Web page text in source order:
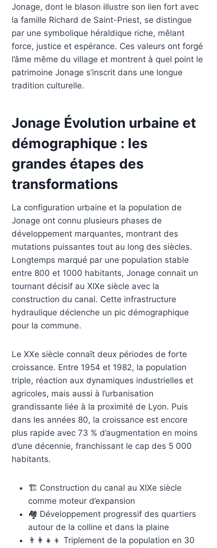
Jonage, dont le blason illustre son lien fort avec
la famille Richard de Saint-Priest, se distingue
par une symbolique héraldique riche, mêlant
force, justice et espérance. Ces valeurs ont forgé
l’âme même du village et montrent à quel point le
patrimoine Jonage s’inscrit dans une longue
tradition culturelle.
Jonage Évolution urbaine et
démographique : les
grandes étapes des
transformations
La configuration urbaine et la population de
Jonage ont connu plusieurs phases de
développement marquantes, montrant des
mutations puissantes tout au long des siècles.
Longtemps marqué par une population stable
entre 800 et 1000 habitants, Jonage connait un
tournant décisif au XIXe siècle avec la
construction du canal. Cette infrastructure
hydraulique déclenche un pic démographique
pour la commune.
Le XXe siècle connaît deux périodes de forte
croissance. Entre 1954 et 1982, la population
triple, réaction aux dynamiques industrielles et
agricoles, mais aussi à l’urbanisation
grandissante liée à la proximité de Lyon. Puis
dans les années 80, la croissance est encore
plus rapide avec 73 % d’augmentation en moins
d’une décennie, franchissant le cap des 5 000
habitants.
🏗️ Construction du canal au XIXe siècle
comme moteur d’expansion
🏘️ Développement progressif des quartiers
autour de la colline et dans la plaine
👨‍👩‍👧‍👦 Triplement de la population en 30